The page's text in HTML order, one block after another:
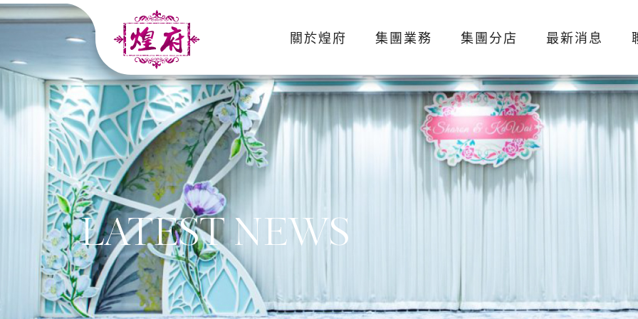
Skip
to
煌府婚宴專門店
關於煌府 集團業務 集團分店 最新消息
LATEST NEWS